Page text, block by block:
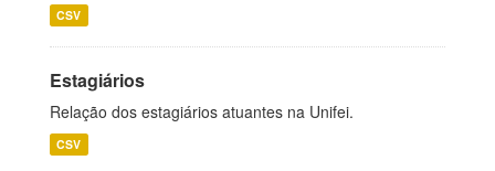
CSV
Estagiários
Relação dos estagiários atuantes na Unifei.
CSV